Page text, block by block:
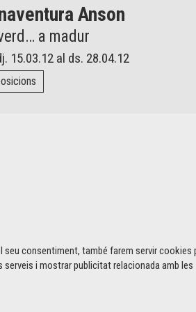
Anson
a madur
15.03.12 al ds. 28.04.12
consentiment, també farem servir cookies
i mostrar publicitat relacionada amb les